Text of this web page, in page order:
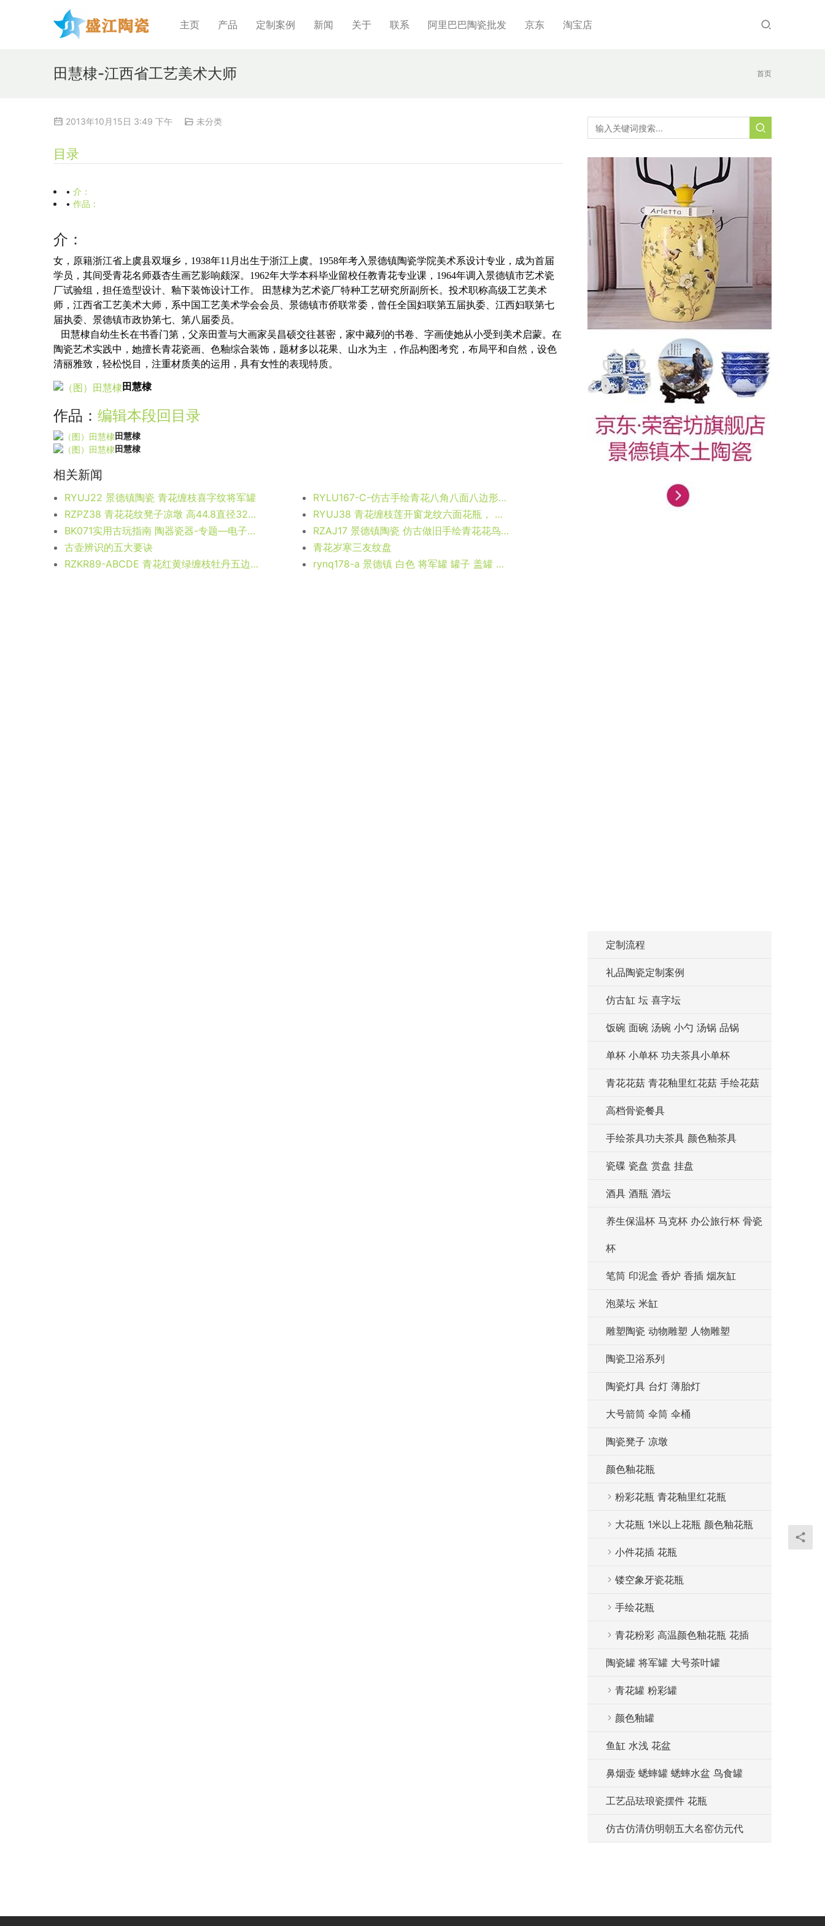
主页 产品 定制案例 新闻 关于 联系 阿里巴巴陶瓷批发 京东 淘宝店
首页
田慧棣-江西省工艺美术大师
2013年10月15日 3:49 下午 未分类
目录
• 介：
• 作品：
介：
女，原籍浙江省上虞县双堰乡，1938年11月出生于浙江上虞。1958年考入景德镇陶瓷学院美术系设计专业，成为首届
学员，其间受青花名师聂杏生画艺影响颇深。1962年大学本科毕业留校任教青花专业课，1964年调入景德镇市艺术瓷
厂试验组，担任造型设计、釉下装饰设计工作。 田慧棣为艺术瓷厂特种工艺研究所副所长。投术职称高级工艺美术
师，江西省工艺美术大师，系中国工艺美术学会会员、景德镇市侨联常委，曾任全国妇联第五届执委、江西妇联第七
届执委、景德镇市政协第七、第八届委员。
田慧棣自幼生长在书香门第，父亲田萱与大画家吴昌硕交往甚密，家中藏列的书卷、字画使她从小受到美术启蒙。在
陶瓷艺术实践中，她擅长青花瓷画、色釉综合装饰，题材多以花果、山水为主 ，作品构图考究，布局平和自然，设色
清丽雅致，轻松悦目，注重材质美的运用，具有女性的表现特质。
田慧棣
作品： 编辑本段回目录
田慧棣
田慧棣
相关新闻
RYUJ22 景德镇陶瓷 青花缠枝喜字纹将军罐
RYLU167-C-仿古手绘青花八角八面八边形龙纹纹花盆
RZPZ38 青花花纹凳子凉墩 高44.8直径32底径14重量7KG
RYUJ38 青花缠枝莲开窗龙纹六面花瓶， 高37.4直径20口径底径13.5重量2.75KG
BK071实用古玩指南 陶器瓷器-专题—电子书下载
RZAJ17 景德镇陶瓷 仿古做旧手绘青花花鸟花盆
古壶辨识的五大要诀
青花岁寒三友纹盘
RZKR89-ABCDE 青花红黄绿缠枝牡丹五边形半边直筒茶叶罐组合
rynq178-a 景德镇 白色 将军罐 罐子 盖罐 厂家直销
定制流程
礼品陶瓷定制案例
仿古缸 坛 喜字坛
饭碗 面碗 汤碗 小勺 汤锅 品锅
单杯 小单杯 功夫茶具小单杯
青花花菇 青花釉里红花菇 手绘花菇
高档骨瓷餐具
手绘茶具功夫茶具 颜色釉茶具
瓷碟 瓷盘 赏盘 挂盘
酒具 酒瓶 酒坛
养生保温杯 马克杯 办公旅行杯 骨瓷
杯
笔筒 印泥盒 香炉 香插 烟灰缸
泡菜坛 米缸
雕塑陶瓷 动物雕塑 人物雕塑
陶瓷卫浴系列
陶瓷灯具 台灯 薄胎灯
大号箭筒 伞筒 伞桶
陶瓷凳子 凉墩
颜色釉花瓶
粉彩花瓶 青花釉里红花瓶
大花瓶 1米以上花瓶 颜色釉花瓶
小件花插 花瓶
镂空象牙瓷花瓶
手绘花瓶
青花粉彩 高温颜色釉花瓶 花插
陶瓷罐 将军罐 大号茶叶罐
青花罐 粉彩罐
颜色釉罐
鱼缸 水浅 花盆
鼻烟壶 蟋蟀罐 蟋蟀水盆 鸟食罐
工艺品珐琅瓷摆件 花瓶
仿古仿清仿明朝五大名窑仿元代